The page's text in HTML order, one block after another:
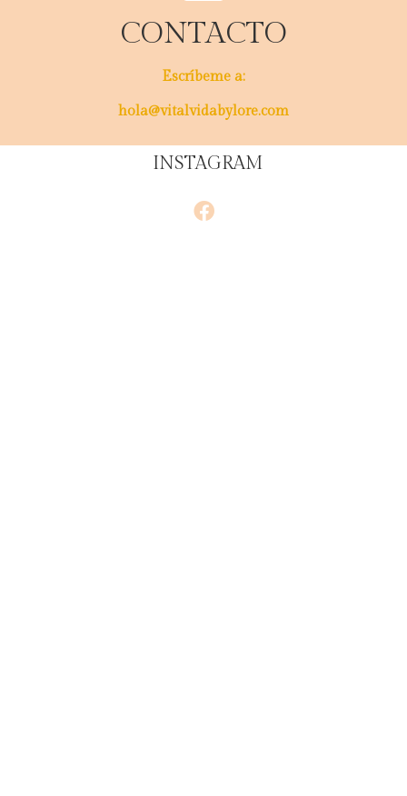
CONTACTO
Escríbeme a:
hola@vitalvidabylore.com
INSTAGRAM